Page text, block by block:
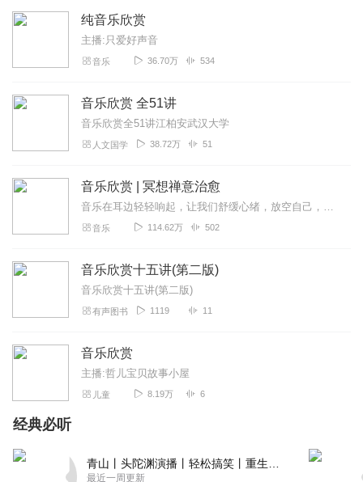
2022-10-08
是精彩呀
2021-05-25
福厚666
左边臀部也痛，不知道是不是因为大体重的原因躺床上久
了，头也不舒服牙齿也痛（原来就经常痛），但是什么都做
不了。原来练习过856，让后就开始做856呼吸（问过相关老
师说我的一个情况练习还可以促进骨骼的恢复），联系了有
题基本没有了。每天用心练习，效果真的很好。
2025-02-10
专辑很流畅，对练习很有用，不错，很好哦。
2023-08-02
纯音乐欣赏
主播:只爱好声音
音乐 36.70万 534
音乐欣赏 全51讲
音乐欣赏全51讲江柏安武汉大学
人文国学 38.72万 51
音乐欣赏 | 冥想禅意治愈
音乐在耳边轻轻响起，让我们舒缓心绪，放空自己，走进广阔无垠的大自然，一个人和日月星辰对话，和江河湖海晤谈，和每一棵树握手，和每一株草耳鬓厮磨，和鸟兽虫鱼共舞，顿...
音乐 114.62万 502
音乐欣赏十五讲(第二版)
音乐欣赏十五讲(第二版)
有声图书 1119 11
音乐欣赏
主播:哲儿宝贝故事小屋
儿童 8.19万 6
经典必听
最近一周更新